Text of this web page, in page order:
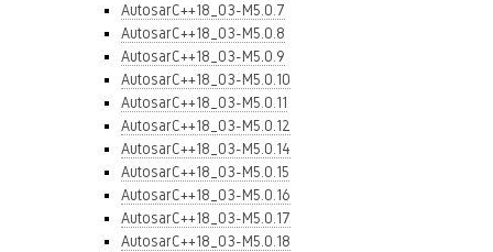
AutosarC++18_03-M5.0.7
AutosarC++18_03-M5.0.8
AutosarC++18_03-M5.0.9
AutosarC++18_03-M5.0.10
AutosarC++18_03-M5.0.11
AutosarC++18_03-M5.0.12
AutosarC++18_03-M5.0.14
AutosarC++18_03-M5.0.15
AutosarC++18_03-M5.0.16
AutosarC++18_03-M5.0.17
AutosarC++18_03-M5.0.18